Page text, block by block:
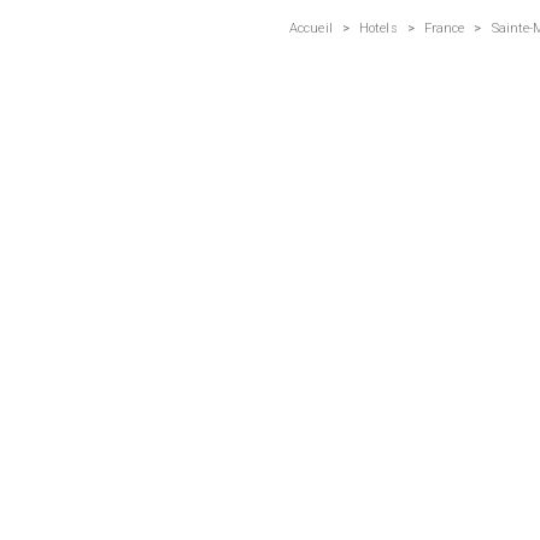
Accueil > Hotels > France > Sainte-